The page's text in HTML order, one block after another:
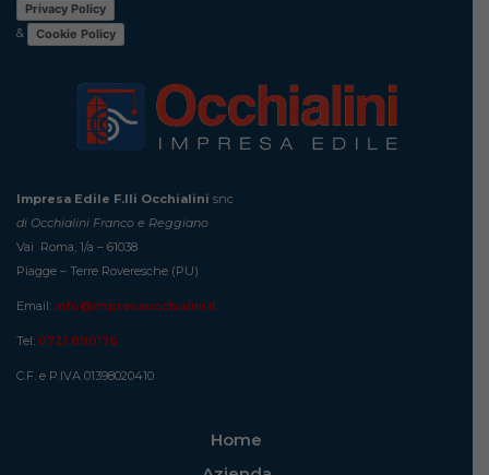
Privacy Policy
&
Cookie Policy
Impresa Edile F.lli Occhialini snc
di Occhialini Franco e Reggiano
Vai Roma, 1/a – 61038
Piagge – Terre Roveresche (PU)
Email: info@impresaocchialini.it
Tel: 0721 890176
C.F. e P.IVA 01398020410
Home